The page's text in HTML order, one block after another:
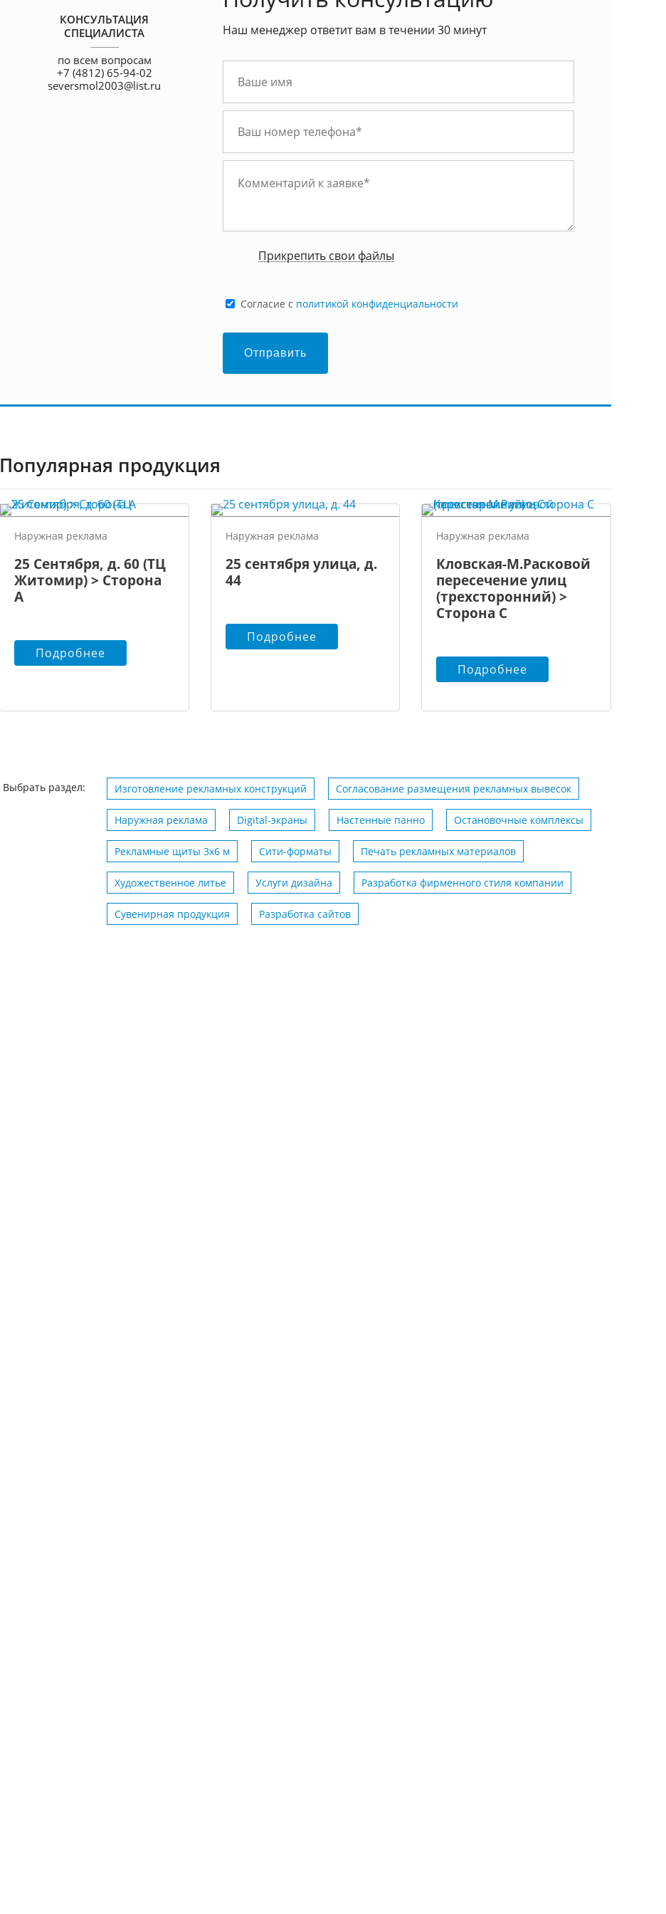
КОНСУЛЬТАЦИЯ
СПЕЦИАЛИСТА
по всем вопросам
+7 (4812) 65-94-02
seversmol2003@list.ru
Наш менеджер ответит вам в течении 30 минут
Прикрепить свои файлы
Cогласие с политикой конфиденциальности
Отправить
Популярная продукция
Наружная реклама
25 Сентября, д. 60 (ТЦ
Житомир) > Сторона
А
Подробнее
Наружная реклама
25 сентября улица, д.
44
Подробнее
Наружная реклама
Кловская-М.Расковой
пересечение улиц
(трехсторонний) >
Сторона С
Подробнее
Выбрать раздел: Изготовление рекламных конструкций Согласование размещения рекламных вывесок
Наружная реклама Digital-экраны Настенные панно Остановочные комплексы
Рекламные щиты 3х6 м Сити-форматы Печать рекламных материалов
Художественное литье Услуги дизайна Разработка фирменного стиля компании
Сувенирная продукция Разработка сайтов